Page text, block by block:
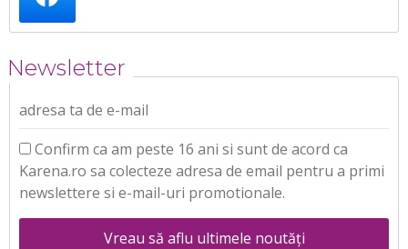
Newsletter
adresa ta de e-mail
Confirm ca am peste 16 ani si sunt de acord ca
Karena.ro sa colecteze adresa de email pentru a primi
newslettere si e-mail-uri promotionale.
Vreau să aflu ultimele noutăți